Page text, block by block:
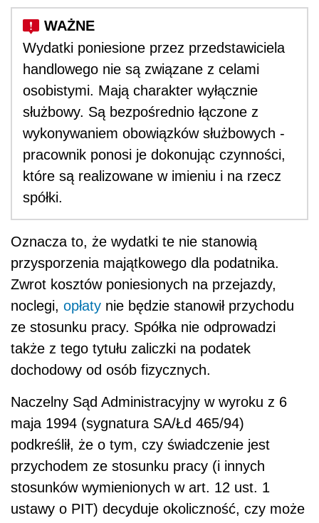
Wydatki poniesione przez przedstawiciela
handlowego nie są związane z celami
osobistymi. Mają charakter wyłącznie
służbowy. Są bezpośrednio łączone z
wykonywaniem obowiązków służbowych -
pracownik ponosi je dokonując czynności,
które są realizowane w imieniu i na rzecz
spółki.
Oznacza to, że wydatki te nie stanowią
przysporzenia majątkowego dla podatnika.
Zwrot kosztów poniesionych na przejazdy,
noclegi, opłaty nie będzie stanowił przychodu
ze stosunku pracy. Spółka nie odprowadzi
także z tego tytułu zaliczki na podatek
dochodowy od osób fizycznych.
Naczelny Sąd Administracyjny w wyroku z 6
maja 1994 (sygnatura SA/Łd 465/94)
podkreślił, że o tym, czy świadczenie jest
przychodem ze stosunku pracy (i innych
stosunków wymienionych w art. 12 ust. 1
ustawy o PIT) decyduje okoliczność, czy może